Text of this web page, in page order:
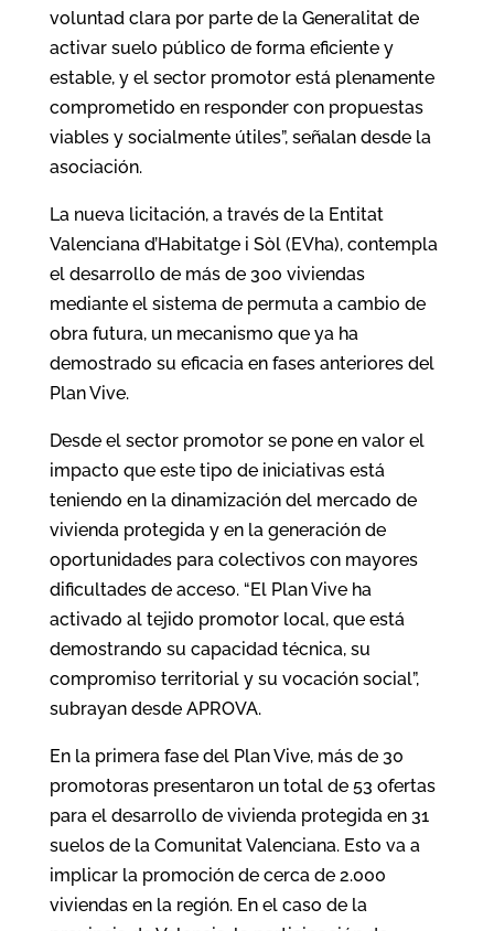
voluntad clara por parte de la Generalitat de
activar suelo público de forma eficiente y
estable, y el sector promotor está plenamente
comprometido en responder con propuestas
viables y socialmente útiles”, señalan desde la
asociación.
La nueva licitación, a través de la Entitat
Valenciana d’Habitatge i Sòl (EVha), contempla
el desarrollo de más de 300 viviendas
mediante el sistema de permuta a cambio de
obra futura, un mecanismo que ya ha
demostrado su eficacia en fases anteriores del
Plan Vive.
Desde el sector promotor se pone en valor el
impacto que este tipo de iniciativas está
teniendo en la dinamización del mercado de
vivienda protegida y en la generación de
oportunidades para colectivos con mayores
dificultades de acceso. “El Plan Vive ha
activado al tejido promotor local, que está
demostrando su capacidad técnica, su
compromiso territorial y su vocación social”,
subrayan desde APROVA.
En la primera fase del Plan Vive, más de 30
promotoras presentaron un total de 53 ofertas
para el desarrollo de vivienda protegida en 31
suelos de la Comunitat Valenciana. Esto va a
implicar la promoción de cerca de 2.000
viviendas en la región. En el caso de la